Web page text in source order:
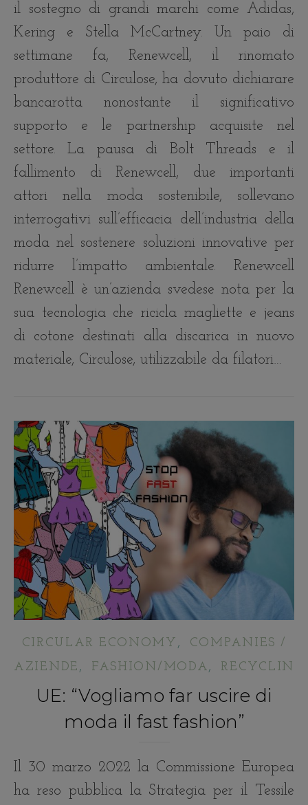
il sostegno di grandi marchi come Adidas,
Kering e Stella McCartney. Un paio di
settimane fa, Renewcell, il rinomato
produttore di Circulose, ha dovuto dichiarare
bancarotta nonostante il significativo
supporto e le partnership acquisite nel
settore. La pausa di Bolt Threads e il
fallimento di Renewcell, due importanti
attori nella moda sostenibile, sollevano
interrogativi sull’efficacia dell’industria della
moda nel sostenere soluzioni innovative per
ridurre l’impatto ambientale. Renewcell
Renewcell è un’azienda svedese nota per la
sua tecnologia che ricicla magliette e jeans
di cotone destinati alla discarica in nuovo
materiale, Circulose, utilizzabile da filatori…
CIRCULAR ECONOMY ,
COMPANIES /
AZIENDE , FASHION/MODA,
UE: “Vogliamo far uscire di
moda il fast fashion”
Il 30 marzo 2022 la Commissione Europea
ha reso pubblica la Strategia per il Tessile